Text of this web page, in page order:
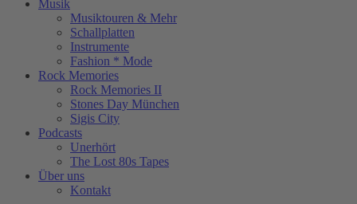
Musik
Musiktouren & Mehr
Schallplatten
Instrumente
Fashion * Mode
Rock Memories
Rock Memories II
Stones Day München
Sigis City
Podcasts
Unerhört
The Lost 80s Tapes
Über uns
Kontakt